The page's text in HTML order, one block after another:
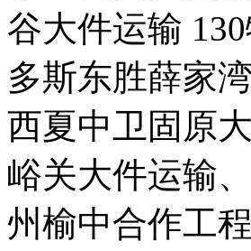
谷大件运输
多斯东胜薛家
西夏中卫固原
峪关大件运输
州榆中合作工